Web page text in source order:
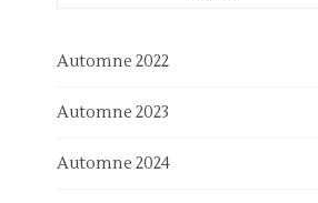
Automne 2022
Automne 2023
Automne 2024